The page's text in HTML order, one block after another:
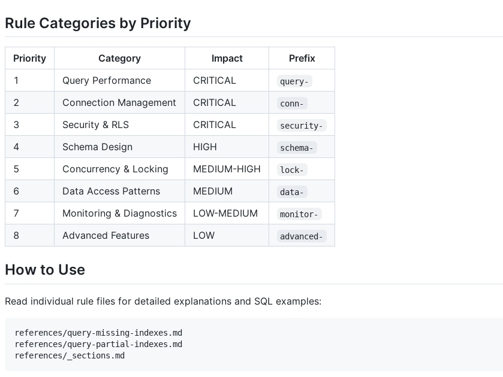
Rule Categories by Priority
Priority Category Impact
Prefix
1
Query Performance CRITICAL query-
2 Connection Management CRITICAL conn-
3 Security & RLS CRITICAL security-
4 Schema Design HIGH schema-
5 Concurrency & Locking MEDIUM-HIGH lock-
6 Data Access Patterns MEDIUM data-
7 Monitoring & Diagnostics LOW-MEDIUM monitor-
8 Advanced Features LOW advanced-
How to Use
Read individual rule files for detailed explanations and SQL examples:
references/query-missing-indexes.md
references/query-partial-indexes.md